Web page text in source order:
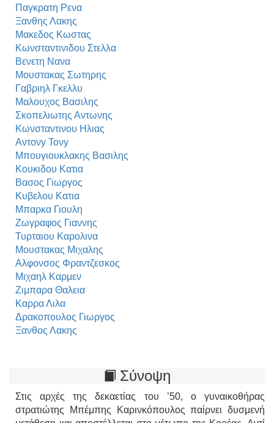
Παγκρατη Ρενα
Ξανθης Λακης
Μακεδος Κωστας
Κωνσταντινιδου Στελλα
Βενετη Νανα
Μουστακας Σωτηρης
Γαβριηλ Γκελλυ
Μαλουχος Βασιλης
Σκοπελιωτης Αντωνης
Κωνσταντινου Ηλιας
Αντονy Τονy
Μπουγιουκλακης Βασιλης
Κουκιδου Κατια
Βασος Γιωργος
Κυβελου Κατια
Μπαρκα Γιουλη
Ζωγραφος Γιαννης
Τυρταιου Καρολινα
Μουστακας Μιχαλης
Αλφονσος Φραντζεσκος
Μιχαηλ Καρμεν
Ζιμπαρα Θαλεια
Καρρα Λιλα
Δρακοπουλος Γιωργος
Ξανθος Λακης
Σύνοψη
Στις αρχές της δεκαετίας του ’50, ο γυναικοθήρας
στρατιώτης Μπέμπης Καρινκόπουλος παίρνει δυσμενή